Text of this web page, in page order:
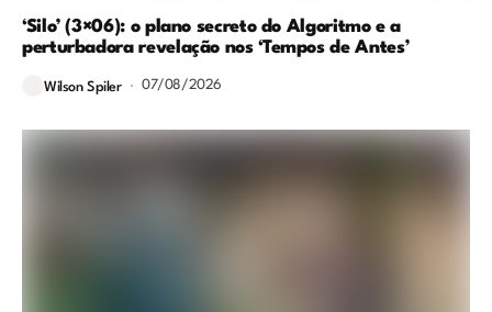
‘Silo’ (3×06): o plano secreto do Algoritmo e a
perturbadora revelação nos ‘Tempos de Antes’
Wilson Spiler 07/08/2026